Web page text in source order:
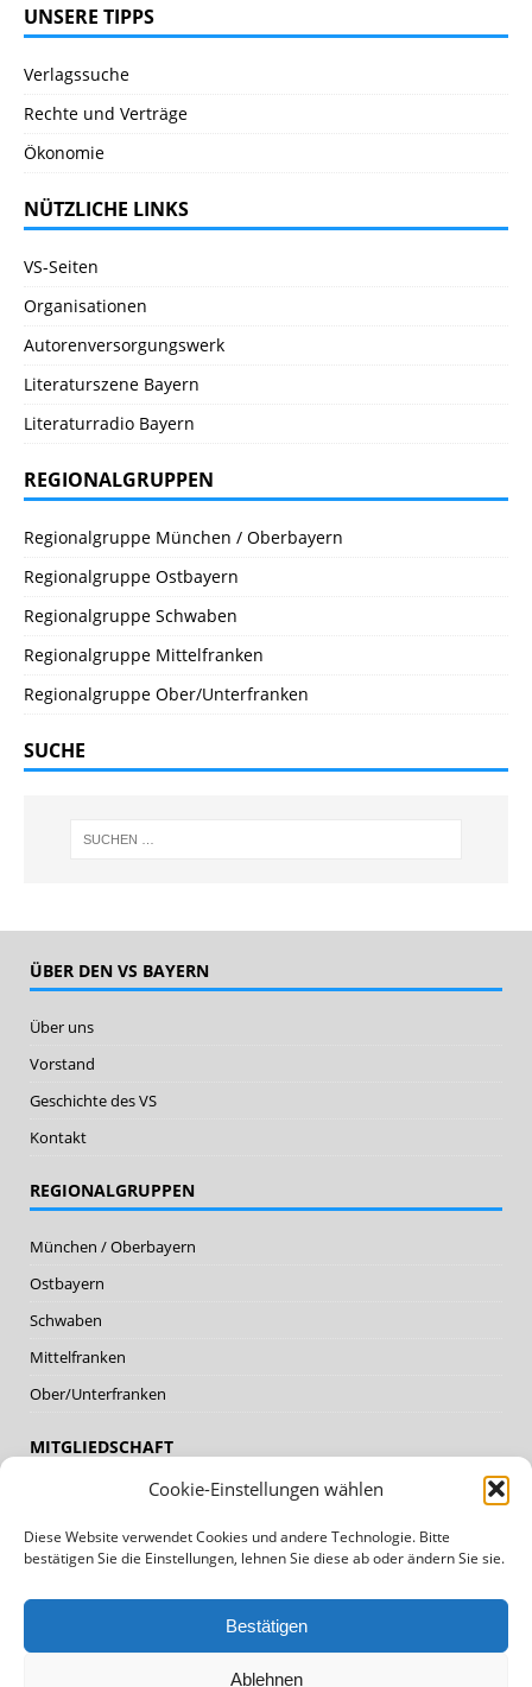
Cookie-Einstellungen wählen
Diese Website verwendet Cookies und andere Technologie. Bitte
bestätigen Sie die Einstellungen, lehnen Sie diese ab oder ändern Sie sie.
Bestätigen
Ablehnen
UNSERE TIPPS
Verlagssuche
Rechte und Verträge
Ökonomie
NÜTZLICHE LINKS
VS-Seiten
Organisationen
Autorenversorgungswerk
Literaturszene Bayern
Literaturradio Bayern
REGIONALGRUPPEN
Regionalgruppe München / Oberbayern
Regionalgruppe Ostbayern
Regionalgruppe Schwaben
Regionalgruppe Mittelfranken
Regionalgruppe Ober/Unterfranken
SUCHE
ÜBER DEN VS BAYERN
Über uns
Vorstand
Geschichte des VS
Kontakt
REGIONALGRUPPEN
München / Oberbayern
Ostbayern
Schwaben
Mittelfranken
Ober/Unterfranken
MITGLIEDSCHAFT
Mitglied werden
Datenschutz